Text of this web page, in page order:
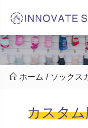
 ホーム ソックス
カスタ